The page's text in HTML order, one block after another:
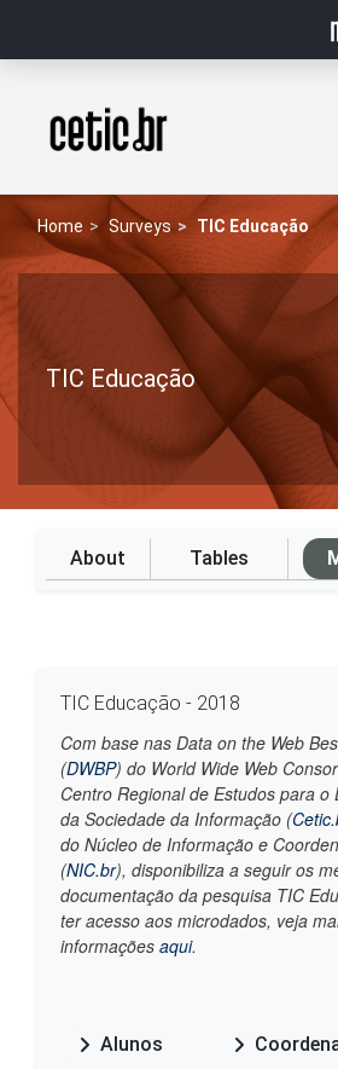
Página inicial
Home Surveys TIC Educação
TIC Educação
About Tables
TIC Educação - 2018
Com base nas Data on the Web
(DWBP) do World Wide Web
Centro Regional de Estudos para o
da Sociedade da Informação (
do Núcleo de Informação e
(NIC.br), disponibiliza a seguir os
documentação da pesquisa TIC
ter acesso aos microdados, veja
informações aqui.
Alunos